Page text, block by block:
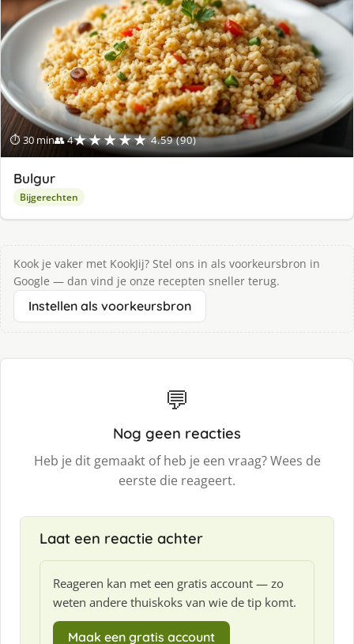
⏱ 30 min👥 4★★★★★ 4.59 (90)
Bulgur
Bijgerechten
Kook je vaker met KookJij? Stel ons in als voorkeursbron in
Google — dan vind je onze recepten sneller terug.
Instellen als voorkeursbron
💬
Nog geen reacties
Heb je dit gemaakt of heb je een vraag? Wees de
eerste die reageert.
Laat een reactie achter
Reageren kan met een gratis account — zo
weten andere thuiskoks van wie de tip komt.
Maak een gratis account